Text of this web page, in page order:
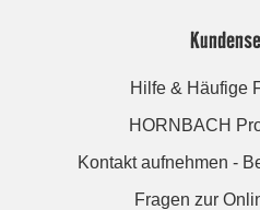
Hilfe & Häufige
HORNBACH
Kontakt aufnehmen -
Fragen zur